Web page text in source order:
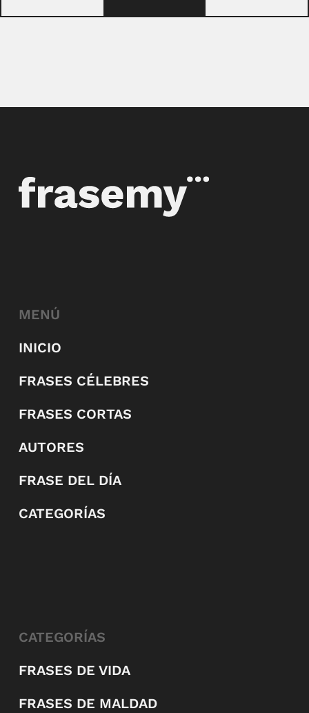
MENÚ
INICIO
FRASES CÉLEBRES
FRASES CORTAS
AUTORES
FRASE DEL DÍA
CATEGORÍAS
CATEGORÍAS
FRASES DE VIDA
FRASES DE MALDAD